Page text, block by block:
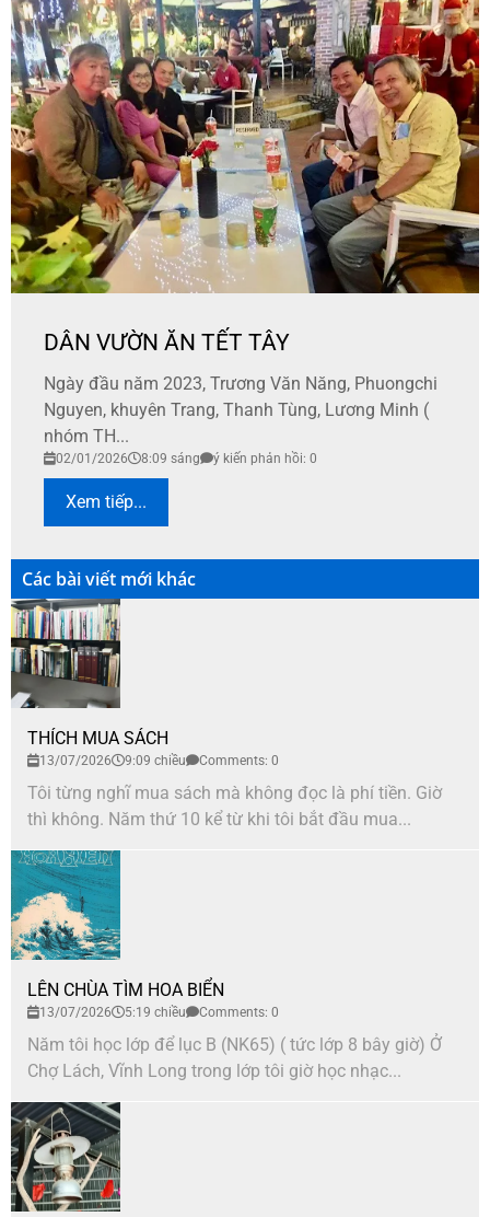
DÂN VƯỜN ĂN TẾT TÂY
Ngày đầu năm 2023, Trương Văn Năng, Phuongchi
Nguyen, khuyên Trang, Thanh Tùng, Lương Minh (
nhóm TH...
02/01/2026 8:09 sáng ý kiến phản hồi: 0
Xem tiếp...
Các bài viết mới khác
THÍCH MUA SÁCH
13/07/2026 9:09 chiều Comments: 0
Tôi từng nghĩ mua sách mà không đọc là phí tiền. Giờ
thì không. Năm thứ 10 kể từ khi tôi bắt đầu mua...
LÊN CHÙA TÌM HOA BIỂN
13/07/2026 5:19 chiều Comments: 0
Năm tôi học lớp để lục B (NK65) ( tức lớp 8 bây giờ) Ở
Chợ Lách, Vĩnh Long trong lớp tôi giờ học nhạc...